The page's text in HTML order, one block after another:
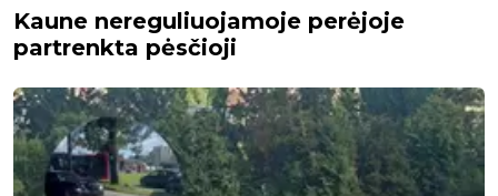
Kaune nereguliuojamoje perėjoje
partrenkta pėsčioji